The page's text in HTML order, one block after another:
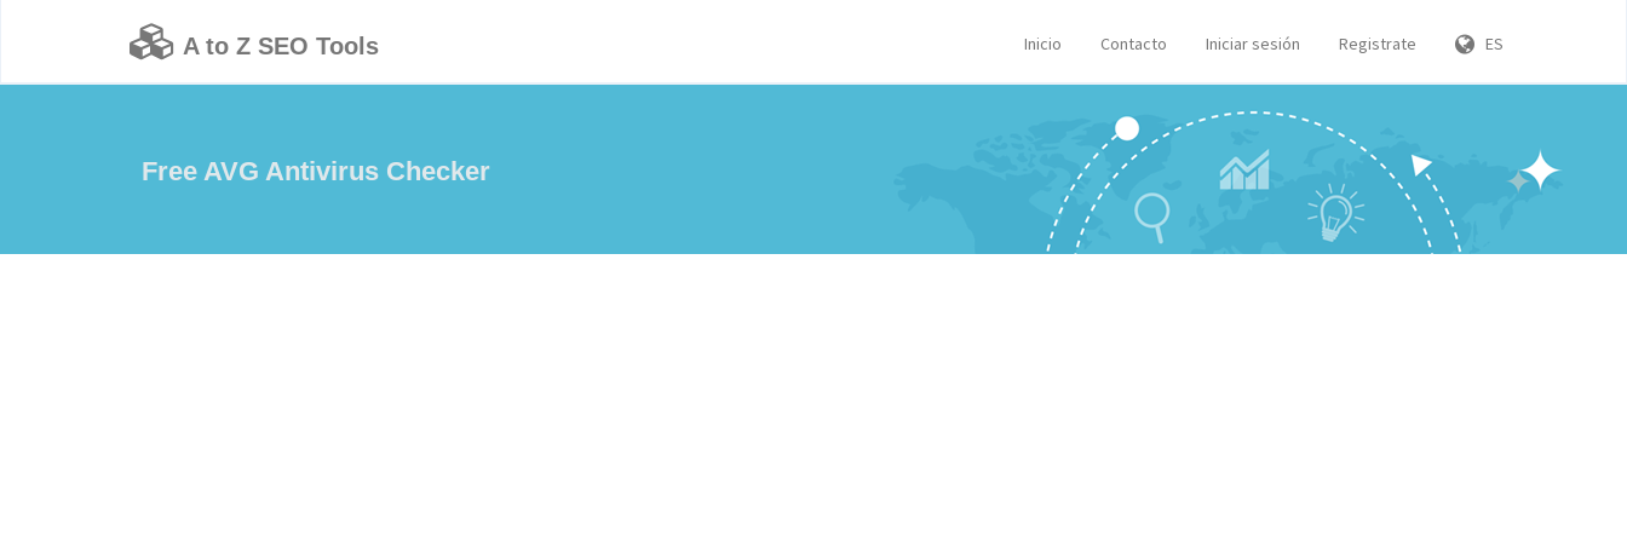
A to Z SEO Tools Inicio Contacto Iniciar sesión Registrate ES
Free AVG Antivirus Checker